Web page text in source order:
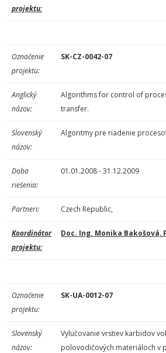
projektu:
Označenie
projektu:
SK-CZ-0042-07
Anglický
názov:
Algorithms for control of
transfer.
Slovenský
názov:
Algoritmy pre riadenie
Doba
riešenia:
01.01.2008 - 31.12.2009
Partneri: Czech Republic,
Koordinátor
projektu:
Doc. Ing. Monika Bakošová,
Označenie
projektu:
SK-UA-0012-07
Slovenský
názov:
Vylučovanie vrstiev karbidov
polovodičových materiáloch v